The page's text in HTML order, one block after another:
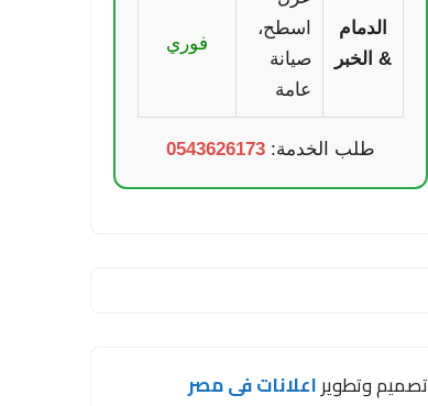
الدمام
& الخبر
اسطح،
صيانة
عامة
فوري
طلب الخدمة: 0543626173
تصميم وتطويراعلانات فى مصر